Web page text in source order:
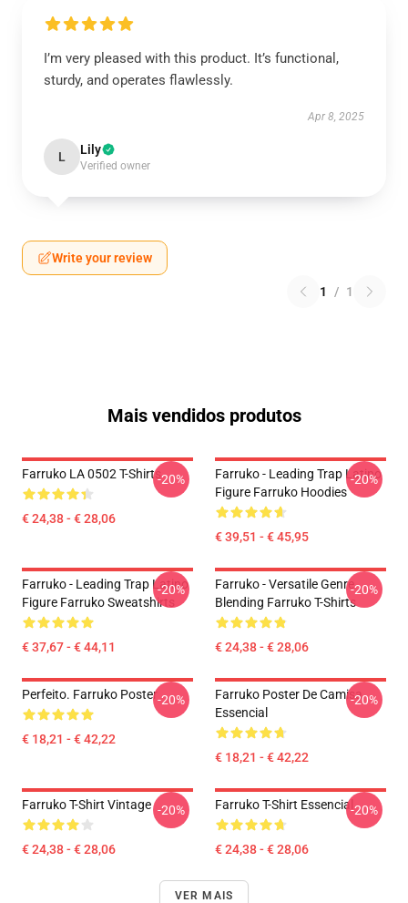
I’m very pleased with this product. It’s functional,
sturdy, and operates flawlessly.
Apr 8, 2025
L Lily
Verified owner
Write your review
1 / 1
Mais vendidos produtos
Farruko LA 0502 T-Shirts
€ 24,38 - € 28,06
-20%
Farruko - Leading Trap Latino
Figure Farruko Hoodies
€ 39,51 - € 45,95
-20%
Farruko - Leading Trap Latino
Figure Farruko Sweatshirts
€ 37,67 - € 44,11
-20%
Farruko - Versatile Genre
Blending Farruko T-Shirts
€ 24,38 - € 28,06
-20%
Perfeito. Farruko Poster
€ 18,21 - € 42,22
-20%
Farruko Poster De Camisa
Essencial
€ 18,21 - € 42,22
-20%
Farruko T-Shirt Vintage
€ 24,38 - € 28,06
-20% Farruko T-Shirt Essencial
€ 24,38 - € 28,06
-20%
VER MAIS